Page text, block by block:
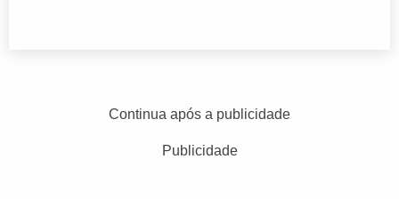
Continua após a publicidade
Publicidade